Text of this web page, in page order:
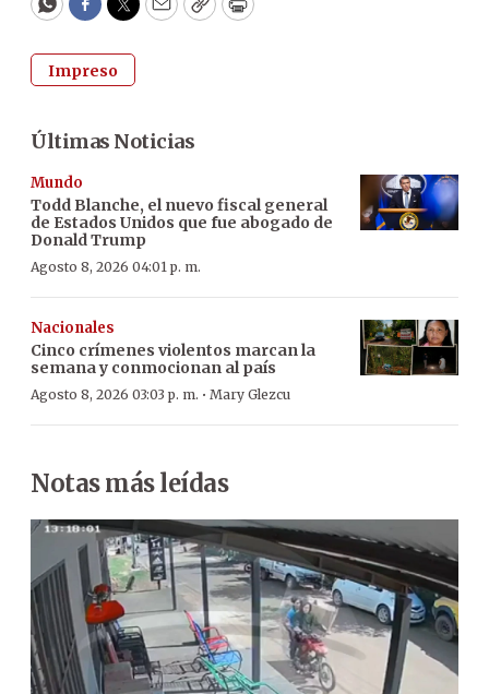
WhatsApp
Facebook
Twitter
EmailCopyPrint
Impreso
Últimas Noticias
Mundo
Todd Blanche, el nuevo fiscal general
de Estados Unidos que fue abogado de
Donald Trump
Agosto 8, 2026 04:01 p. m.
Nacionales
Cinco crímenes violentos marcan la
semana y conmocionan al país
Agosto 8, 2026 03:03 p. m. · Mary Glezcu
Notas más leídas